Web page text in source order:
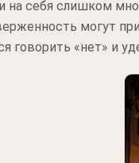
на себя слишком
могут
говорить «нет» и